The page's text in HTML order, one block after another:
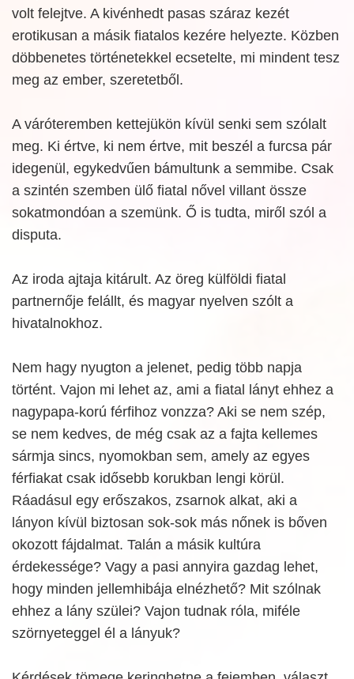
volt felejtve. A kivénhedt pasas száraz kezét
erotikusan a másik fiatalos kezére helyezte. Közben
döbbenetes történetekkel ecsetelte, mi mindent tesz
meg az ember, szeretetből.
A váróteremben kettejükön kívül senki sem szólalt
meg. Ki értve, ki nem értve, mit beszél a furcsa pár
idegenül, egykedvűen bámultunk a semmibe. Csak
a szintén szemben ülő fiatal nővel villant össze
sokatmondóan a szemünk. Ő is tudta, miről szól a
disputa.
Az iroda ajtaja kitárult. Az öreg külföldi fiatal
partnernője felállt, és magyar nyelven szólt a
hivatalnokhoz.
Nem hagy nyugton a jelenet, pedig több napja
történt. Vajon mi lehet az, ami a fiatal lányt ehhez a
nagypapa-korú férfihoz vonzza? Aki se nem szép,
se nem kedves, de még csak az a fajta kellemes
sármja sincs, nyomokban sem, amely az egyes
férfiakat csak idősebb korukban lengi körül.
Ráadásul egy erőszakos, zsarnok alkat, aki a
lányon kívül biztosan sok-sok más nőnek is bőven
okozott fájdalmat. Talán a másik kultúra
érdekessége? Vagy a pasi annyira gazdag lehet,
hogy minden jellemhibája elnézhető? Mit szólnak
ehhez a lány szülei? Vajon tudnak róla, miféle
szörnyeteggel él a lányuk?